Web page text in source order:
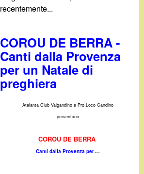
recentemente...
COROU DE BERRA -
Canti dalla Provenza
per un Natale di
preghiera
Atalanta Club Valgandino e Pro Loco Gandino
presentano
COROU DE BERRA
Canti dalla Provenza per...